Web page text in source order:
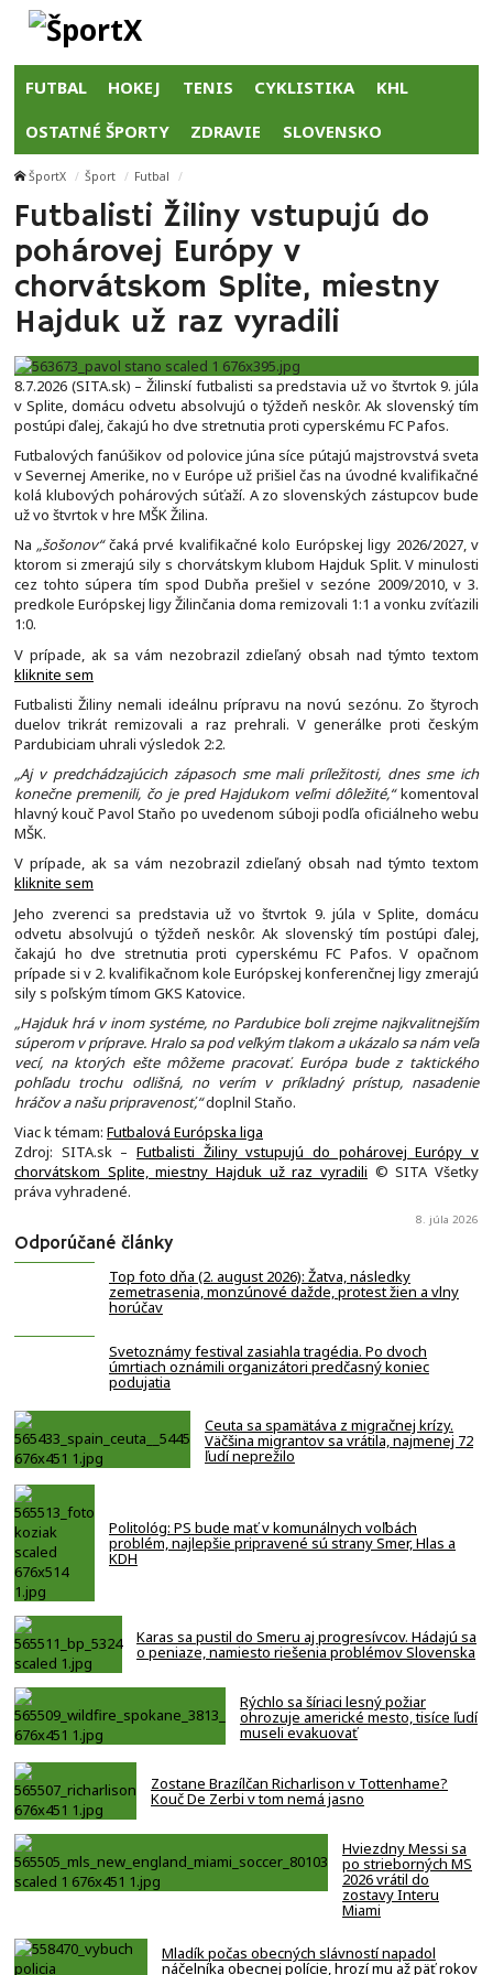
FUTBAL HOKEJ TENIS CYKLISTIKA KHL
OSTATNÉ ŠPORTY ZDRAVIE SLOVENSKO
ŠportX Šport Futbal
Futbalisti Žiliny vstupujú do
pohárovej Európy v
chorvátskom Splite, miestny
Hajduk už raz vyradili
8.7.2026 (SITA.sk) – Žilinskí futbalisti sa predstavia už vo štvrtok 9. júla
v Splite, domácu odvetu absolvujú o týždeň neskôr. Ak slovenský tím
postúpi ďalej, čakajú ho dve stretnutia proti cyperskému FC Pafos.
Futbalových fanúšikov od polovice júna síce pútajú majstrovstvá sveta
v Severnej Amerike, no v Európe už prišiel čas na úvodné kvalifikačné
kolá klubových pohárových súťaží. A zo slovenských zástupcov bude
už vo štvrtok v hre MŠK Žilina.
Na „šošonov“čaká prvé kvalifikačné kolo Európskej ligy 2026/2027, v
ktorom si zmerajú sily s chorvátskym klubom Hajduk Split. V minulosti
cez tohto súpera tím spod Dubňa prešiel v sezóne 2009/2010, v 3.
predkole Európskej ligy Žilinčania doma remizovali 1:1 a vonku zvíťazili
1:0.
V prípade, ak sa vám nezobrazil zdieľaný obsah nad týmto textom
kliknite sem
Futbalisti Žiliny nemali ideálnu prípravu na novú sezónu. Zo štyroch
duelov trikrát remizovali a raz prehrali. V generálke proti českým
Pardubiciam uhrali výsledok 2:2.
„Aj v predchádzajúcich zápasoch sme mali príležitosti, dnes sme ich
konečne premenili, čo je pred Hajdukom veľmi dôležité,“komentoval
hlavný kouč Pavol Staňo po uvedenom súboji podľa oficiálneho webu
MŠK.
V prípade, ak sa vám nezobrazil zdieľaný obsah nad týmto textom
kliknite sem
Jeho zverenci sa predstavia už vo štvrtok 9. júla v Splite, domácu
odvetu absolvujú o týždeň neskôr. Ak slovenský tím postúpi ďalej,
čakajú ho dve stretnutia proti cyperskému FC Pafos. V opačnom
prípade si v 2. kvalifikačnom kole Európskej konferenčnej ligy zmerajú
sily s poľským tímom GKS Katovice.
„Hajduk hrá v inom systéme, no Pardubice boli zrejme najkvalitnejším
súperom v príprave. Hralo sa pod veľkým tlakom a ukázalo sa nám veľa
vecí, na ktorých ešte môžeme pracovať. Európa bude z taktického
pohľadu trochu odlišná, no verím v príkladný prístup, nasadenie
hráčov a našu pripravenosť,“doplnil Staňo.
Viac k témam: Futbalová Európska liga
Zdroj: SITA.sk – Futbalisti Žiliny vstupujú do pohárovej Európy v
chorvátskom Splite, miestny Hajduk už raz vyradili © SITA Všetky
práva vyhradené.
8. júla 2026
Odporúčané články
Top foto dňa (2. august 2026): Žatva, následky
zemetrasenia, monzúnové dažde, protest žien a vlny
horúčav
Svetoznámy festival zasiahla tragédia. Po dvoch
úmrtiach oznámili organizátori predčasný koniec
podujatia
Ceuta sa spamätáva z migračnej krízy.
Väčšina migrantov sa vrátila, najmenej 72
ľudí neprežilo
Politológ: PS bude mať v komunálnych voľbách
problém, najlepšie pripravené sú strany Smer, Hlas a
KDH
Karas sa pustil do Smeru aj progresívcov. Hádajú sa
o peniaze, namiesto riešenia problémov Slovenska
Rýchlo sa šíriaci lesný požiar
ohrozuje americké mesto, tisíce ľudí
museli evakuovať
Zostane Brazílčan Richarlison v Tottenhame?
Kouč De Zerbi v tom nemá jasno
Hviezdny Messi sa
po strieborných MS
2026 vrátil do
zostavy Interu
Miami
Mladík počas obecných slávností napadol
náčelníka obecnej polície, hrozí mu až päť rokov